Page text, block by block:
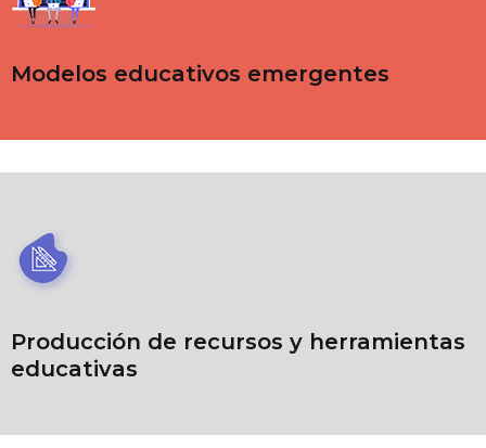
Modelos educativos emergentes
Producción de recursos y herramientas
educativas